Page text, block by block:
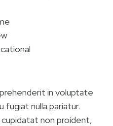
in voluptate
fugiat nulla pariatur.
non proident,